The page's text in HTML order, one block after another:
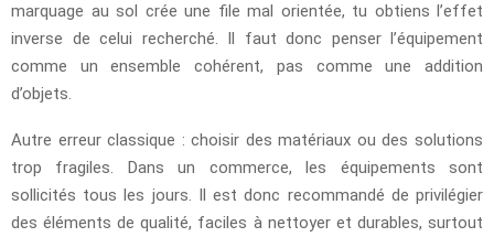
marquage au sol crée une file mal orientée, tu obtiens l’effet
inverse de celui recherché. Il faut donc penser l’équipement
comme un ensemble cohérent, pas comme une addition
d’objets.
Autre erreur classique : choisir des matériaux ou des solutions
trop fragiles. Dans un commerce, les équipements sont
sollicités tous les jours. Il est donc recommandé de privilégier
des éléments de qualité, faciles à nettoyer et durables, surtout